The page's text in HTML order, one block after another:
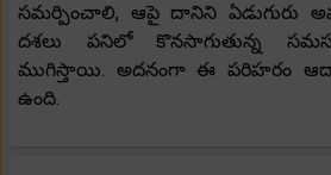
సమర్పించాలి, ఆపై దానిని ఏడుగురు
దశలు పనిలో కొనసాగుతున్న
ముగిస్తాయి. అదనంగా ఈ పరిహరం
ఉంది.